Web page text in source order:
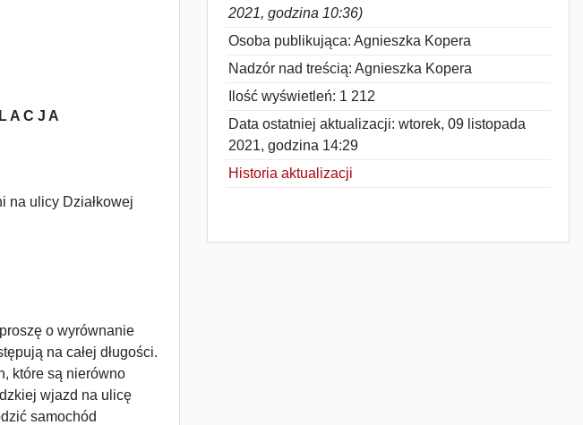
A C J A
na ulicy Działkowej
o wyrównanie
na całej długości.
które są nierówno
wjazd na ulicę
samochód
2021, godzina 10:36)
Osoba publikująca: Agnieszka Kopera
Nadzór nad treścią: Agnieszka Kopera
Ilość wyświetleń: 1 212
Data ostatniej aktualizacji: wtorek, 09 listopada
2021, godzina 14:29
Historia aktualizacji